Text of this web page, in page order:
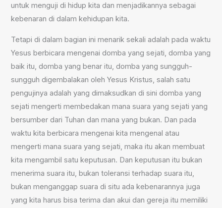
untuk menguji di hidup kita dan menjadikannya sebagai
kebenaran di dalam kehidupan kita.
Tetapi di dalam bagian ini menarik sekali adalah pada waktu
Yesus berbicara mengenai domba yang sejati, domba yang
baik itu, domba yang benar itu, domba yang sungguh-
sungguh digembalakan oleh Yesus Kristus, salah satu
pengujinya adalah yang dimaksudkan di sini domba yang
sejati mengerti membedakan mana suara yang sejati yang
bersumber dari Tuhan dan mana yang bukan. Dan pada
waktu kita berbicara mengenai kita mengenal atau
mengerti mana suara yang sejati, maka itu akan membuat
kita mengambil satu keputusan. Dan keputusan itu bukan
menerima suara itu, bukan toleransi terhadap suara itu,
bukan menganggap suara di situ ada kebenarannya juga
yang kita harus bisa terima dan akui dan gereja itu memiliki